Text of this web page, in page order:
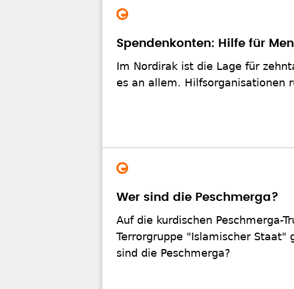
Spendenkonten: Hilfe für
Im Nordirak ist die Lage für
es an allem. Hilfsorganisationen
Wer sind die Peschmerga?
Auf die kurdischen Peschmerga-
Terrorgruppe "Islamischer Staat"
sind die Peschmerga?